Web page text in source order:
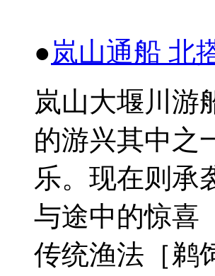
●岚山通船 北
岚山大堰川游
的游兴其中之
乐。 现在则 承
与途中的惊喜
传统渔法［鹈